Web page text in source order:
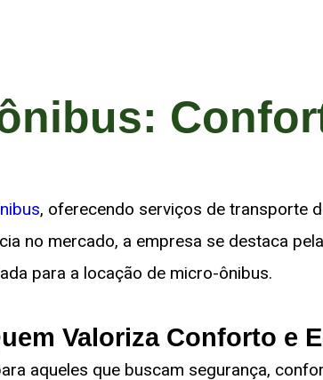
, oferecendo serviços de transporte
no mercado, a empresa se destaca
para a locação de micro-ônibus.
Valoriza Conforto e
aqueles que buscam segurança,